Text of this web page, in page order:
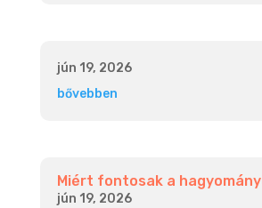
jún 19, 2026
bővebben
Miért fontosak a
jún 19, 2026